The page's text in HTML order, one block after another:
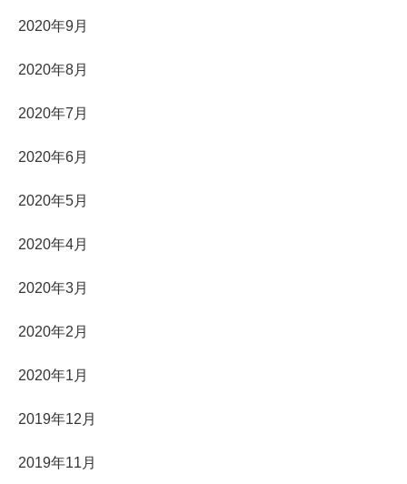
2020年9月
2020年8月
2020年7月
2020年6月
2020年5月
2020年4月
2020年3月
2020年2月
2020年1月
2019年12月
2019年11月